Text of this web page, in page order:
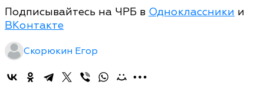
Подписывайтесь на ЧРБ в Одноклассники и
ВКонтакте
Скорюкин Егор